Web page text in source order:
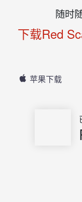
随时
下载Red
苹果下载